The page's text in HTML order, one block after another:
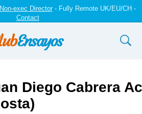
Non-exec Director- Fully Remote UK/EU/CH -
Contact
Diego Cabrera